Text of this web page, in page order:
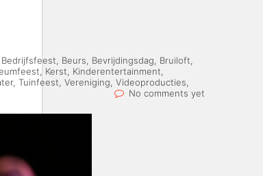
Bedrijfsfeest Beurs Bevrijdingsdag Bruiloft
, Kerst Kinderentertainment
, Tuinfeest Vereniging Videoproducties
No comments yet